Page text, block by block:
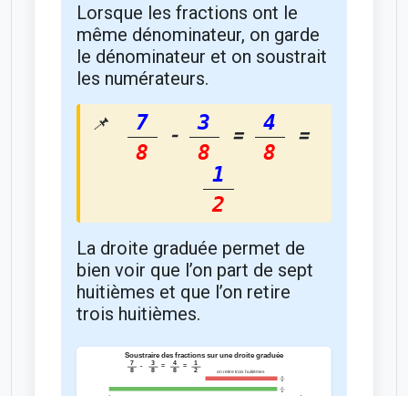
Lorsque les fractions ont le
même dénominateur, on garde
le dénominateur et on soustrait
les numérateurs.
7
8
-
3
8
=
4
8
=
1
2
La droite graduée permet de
bien voir que l’on part de sept
huitièmes et que l’on retire
trois huitièmes.